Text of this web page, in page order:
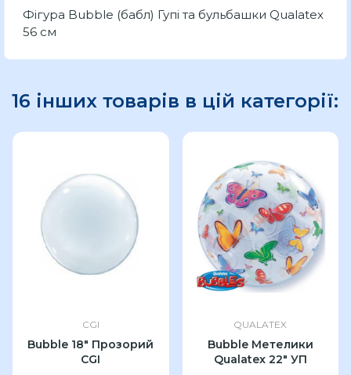
Фігура Bubble (бабл) Гупі та бульбашки Qualatex
56 см
16 інших товарів в цій категорії:
CGI
Bubble 18″ Прозорий
CGI
QUALATEX
Bubble Метелики
Qualatex 22" УП